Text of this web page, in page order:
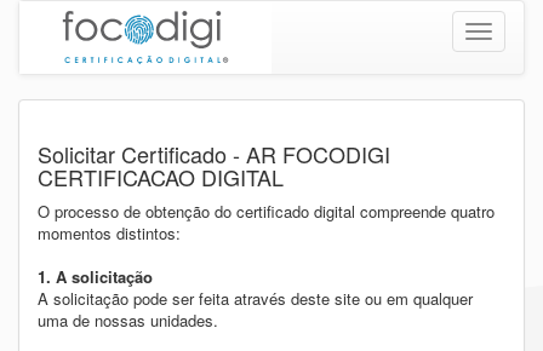
Toggle
Solicitar Certificado - AR FOCODIGI
CERTIFICACAO DIGITAL
O processo de obtenção do certificado digital compreende quatro
momentos distintos:
1. A solicitação
A solicitação pode ser feita através deste site ou em qualquer
uma de nossas unidades.